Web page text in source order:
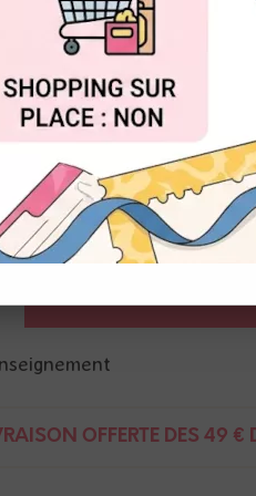
verso
pastels - enfant
OFFERTE DÈS 49 €
TOUT